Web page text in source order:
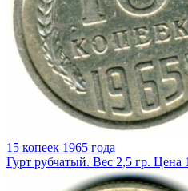
15 копеек 1965 года
Гурт рубчатый. Вес 2,5 гр. Цена